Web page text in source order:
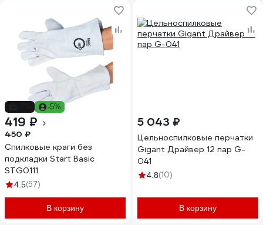
-5%
419 ₽
450 ₽
Спилковые краги без
подкладки Start Basic
STG0111
4.5(57)
В корзину
5 043 ₽
Цельноспилковые перчатки
Gigant Драйвер 12 пар G-
041
4.8(10)
В корзину